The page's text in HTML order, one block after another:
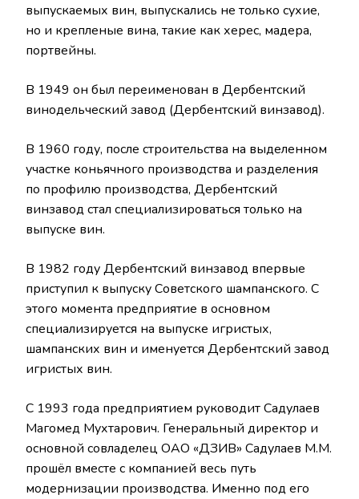
выпускаемых вин, выпускались не только сухие,
но и крепленые вина, такие как херес, мадера,
портвейны.
В 1949 он был переименован в Дербентский
винодельческий завод (Дербентский винзавод).
В 1960 году, после строительства на выделенном
участке коньячного производства и разделения
по профилю производства, Дербентский
винзавод стал специализироваться только на
выпуске вин.
В 1982 году Дербентский винзавод впервые
приступил к выпуску Советского шампанского. С
этого момента предприятие в основном
специализируется на выпуске игристых,
шампанских вин и именуется Дербентский завод
игристых вин.
С 1993 года предприятием руководит Садулаев
Магомед Мухтарович. Генеральный директор и
основной совладелец ОАО «ДЗИВ» Садулаев М.М.
прошёл вместе с компанией весь путь
модернизации производства. Именно под его